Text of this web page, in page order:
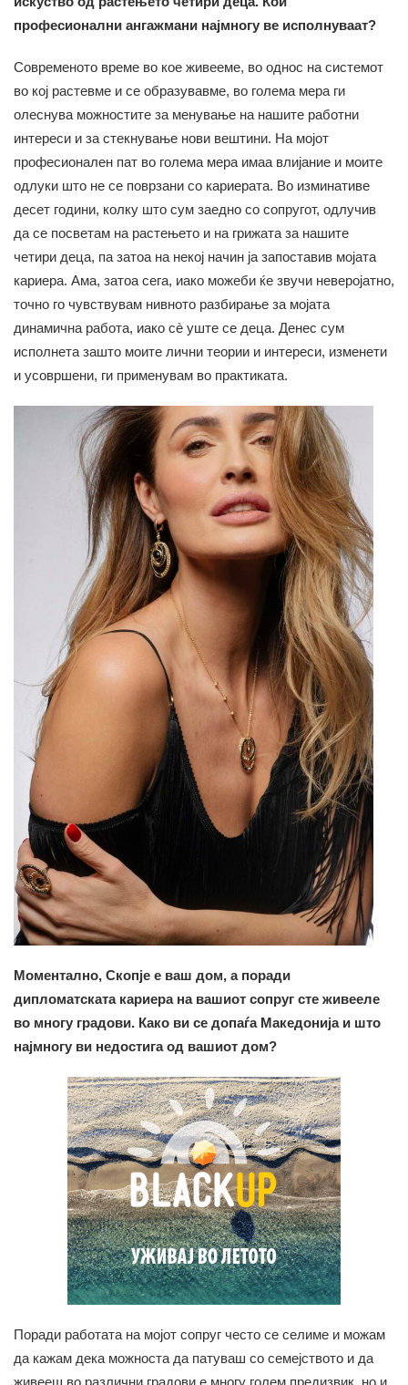
професионални ангажмани најмногу ве исполнуваат?
Современото време во кое живееме, во однос на системот
во кој растевме и се образувавме, во голема мера ги
олеснува можностите за менување на нашите работни
интереси и за стекнување нови вештини. На мојот
професионален пат во голема мера имаа влијание и моите
одлуки што не се поврзани со кариерата. Во изминативе
десет години, колку што сум заедно со сопругот, одлучив
да се посветам на растењето и на грижата за нашите
четири деца, па затоа на некој начин ја запоставив мојата
кариера. Ама, затоа сега, иако можеби ќе звучи неверојатно,
точно го чувствувам нивното разбирање за мојата
динамична работа, иако сè уште се деца. Денес сум
исполнета зашто моите лични теории и интереси, изменети
и усовршени, ги применувам во практиката.
Моментално, Скопје е ваш дом, а поради
дипломатската кариера на вашиот сопруг сте живееле
во многу градови. Како ви се допаѓа Македонија и што
најмногу ви недостига од вашиот дом?
Поради работата на мојот сопруг често се селиме и можам
да кажам дека можноста да патуваш со семејството и да
живееш во различни градови е многу голем предизвик, но и